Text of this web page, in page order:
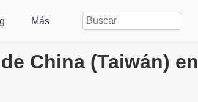
Más
China (Taiwán) en